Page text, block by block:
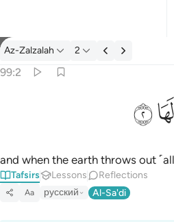
Tafsir: Az-Zalzalah 99:2
Az-Zalzalah 2
99:2
ﱽ
and when the earth throws out
Tafsirs Lessons Reflections
Aa русский Al-Sa'di